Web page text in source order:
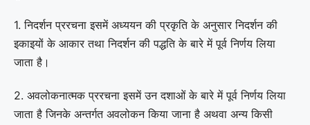
1. निदर्शन प्ररचना इसमें अध्ययन की प्रकृति के अनुसार निदर्शन की
इकाइयों के आकार तथा निदर्शन की पद्धति के बारे में पूर्व निर्णय लिया
जाता है।
2. अवलोकनात्मक प्ररचना इसमें उन दशाओं के बारे में पूर्व निर्णय लिया
जाता है जिनके अन्तर्गत अवलोकन किया जाना है अथवा अन्य किसी